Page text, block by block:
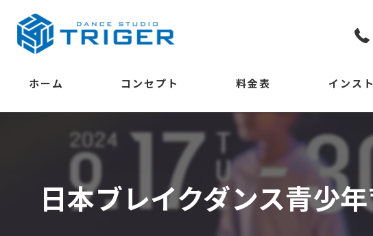
ホーム コンセプト 料金表 インス
日本ブレイクダンス青少